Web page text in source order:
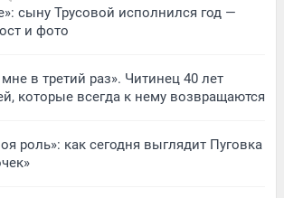
сыну Трусовой исполнился год —
и фото
в третий раз». Читинец 40 лет
которые всегда к нему возвращаются
роль»: как сегодня выглядит Пуговка